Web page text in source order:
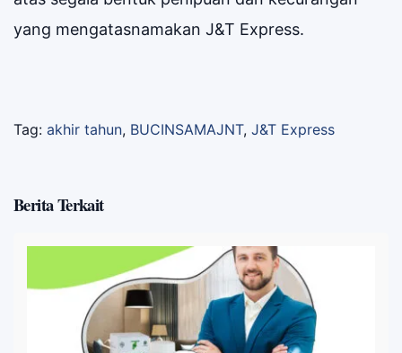
yang mengatasnamakan J&T Express.
Tag: akhir tahun, BUCINSAMAJNT, J&T Express
Berita Terkait